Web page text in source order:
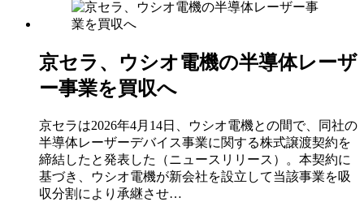
京セラ、ウシオ電機の半導体レーザ
ー事業を買収へ
京セラは2026年4月14日、ウシオ電機との間で、同社の
半導体レーザーデバイス事業に関する株式譲渡契約を
締結したと発表した（ニュースリリース）。本契約に
基づき、ウシオ電機が新会社を設立して当該事業を吸
収分割により承継させ…